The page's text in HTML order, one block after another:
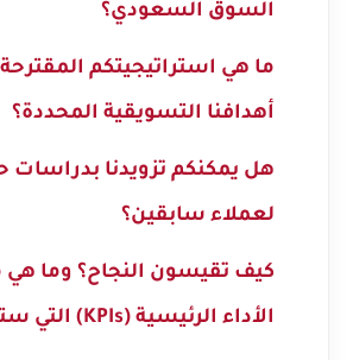
السوق السعودي؟
ما هي استراتيجيتكم
أهدافنا التسويقية المحددة؟
هل يمكنكم تزويدنا بدراسات
لعملاء سابقين؟
كيف تقيسون النجاح؟ وما
الأداء الرئيسية (KPIs) التي ستركزون عليها؟